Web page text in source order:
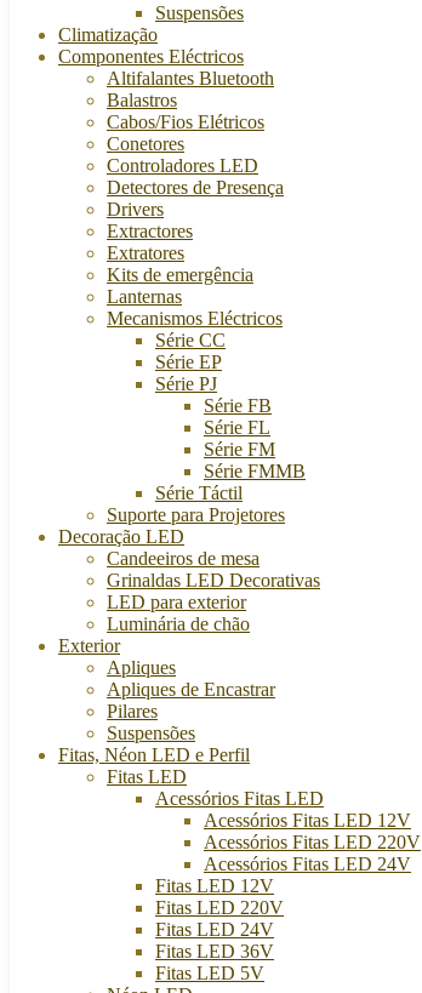
Suspensões
Climatização
Componentes Eléctricos
Altifalantes Bluetooth
Balastros
Cabos/Fios Elétricos
Conetores
Controladores LED
Detectores de Presença
Drivers
Extractores
Extratores
Kits de emergência
Lanternas
Mecanismos Eléctricos
Série CC
Série EP
Série PJ
Série FB
Série FL
Série FM
Série FMMB
Série Táctil
Suporte para Projetores
Decoração LED
Candeeiros de mesa
Grinaldas LED Decorativas
LED para exterior
Luminária de chão
Exterior
Apliques
Apliques de Encastrar
Pilares
Suspensões
Fitas, Néon LED e Perfil
Fitas LED
Acessórios Fitas LED
Acessórios Fitas LED 12V
Acessórios Fitas LED 220V
Acessórios Fitas LED 24V
Fitas LED 12V
Fitas LED 220V
Fitas LED 24V
Fitas LED 36V
Fitas LED 5V